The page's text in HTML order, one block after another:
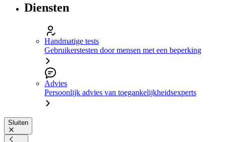
Diensten
Handmatige tests
Gebruikerstesten door mensen met een beperking
Advies
Persoonlijk advies van toegankelijkheidsexperts
Sluiten